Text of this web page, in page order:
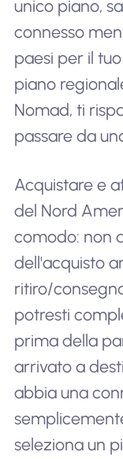
unico piano,
connesso
paesi per il
piano
Nomad, ti
passare da
Acquistare e
del Nord
comodo: non
dell'acquisto
ritiro/
potresti
prima della
arrivato a
abbia una
seleziona un